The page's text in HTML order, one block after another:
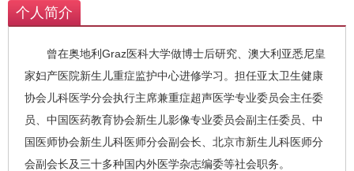
个人简介
曾在奥地利Graz医科大学做博士后研究、澳大利亚悉尼皇
家妇产医院新生儿重症监护中心进修学习。担任亚太卫生健康
协会儿科医学分会执行主席兼重症超声医学专业委员会主任委
员、中国医药教育协会新生儿影像专业委员会副主任委员、中
国医师协会新生儿科医师分会副会长、北京市新生儿科医师分
会副会长及三十多种国内外医学杂志编委等社会职务。